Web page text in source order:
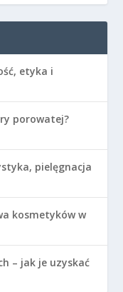
etyka i
porowatej?
pielęgnacja
kosmetyków w
– jak je uzyskać